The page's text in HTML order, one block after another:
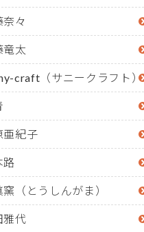
奈々
竜太
craft（サニークラフト）
亜紀子
路
窯（とうしんがま）
雅代